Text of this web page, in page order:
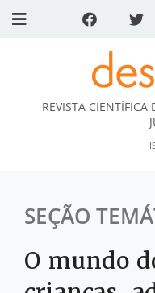
REVISTA CIENTÍFICA
SEÇÃO
O mundo